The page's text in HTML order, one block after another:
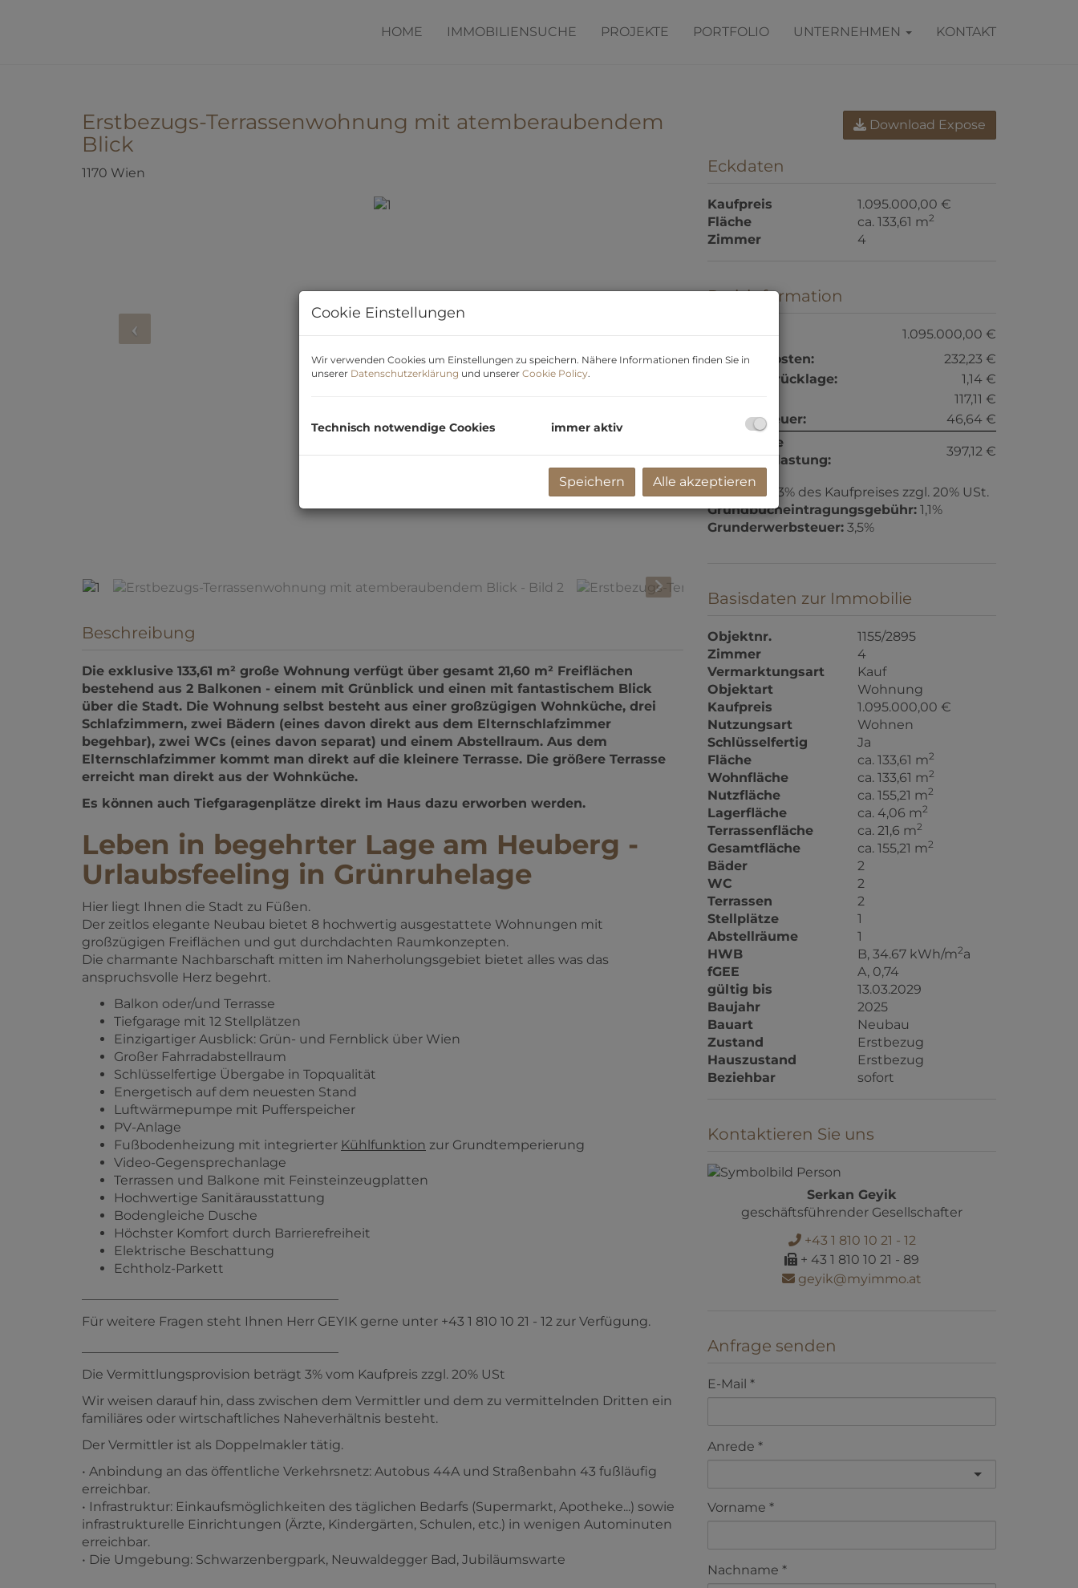
HOME IMMOBILIENSUCHE PROJEKTE PORTFOLIO UNTERNEHMEN KONTAKT
Erstbezugs-Terrassenwohnung mit atemberaubendem
Blick
1170 Wien
Beschreibung
Die exklusive 133,61 m² große Wohnung verfügt über gesamt 21,60 m² Freiflächen
über die Stadt. Die Wohnung selbst besteht aus einer großzügigen Wohnküche, drei
Schlafzimmern, zwei Bädern (eines davon direkt aus dem Elternschlafzimmer
begehbar), zwei WCs (eines davon separat) und einem Abstellraum. Aus dem
Elternschlafzimmer kommt man direkt auf die kleinere Terrasse. Die größere Terrasse
erreicht man direkt aus der Wohnküche.
Es können auch Tiefgaragenplätze direkt im Haus dazu erworben werden.
Leben in begehrter Lage am Heuberg -
Urlaubsfeeling in Grünruhelage
Hier liegt Ihnen die Stadt zu Füßen.
Der zeitlos elegante Neubau bietet 8 hochwertig ausgestattete Wohnungen mit
großzügigen Freiflächen und gut durchdachten Raumkonzepten.
Die charmante Nachbarschaft mitten im Naherholungsgebiet bietet alles was das
anspruchsvolle Herz begehrt.
Balkon oder/und Terrasse
Tiefgarage mit 12 Stellplätzen
Einzigartiger Ausblick: Grün- und Fernblick über Wien
Großer Fahrradabstellraum
Schlüsselfertige Übergabe in Topqualität
Energetisch auf dem neuesten Stand
Luftwärmepumpe mit Pufferspeicher
PV-Anlage
Fußbodenheizung mit integrierterKühlfunktion
Video-Gegensprechanlage
Terrassen und Balkone mit Feinsteinzeugplatten
Hochwertige Sanitärausstattung
Bodengleiche Dusche
Höchster Komfort durch Barrierefreiheit
Elektrische Beschattung
Echtholz-Parkett
________________________________________
________________________________________
Wir weisen darauf hin, dass zwischen dem Vermittler und dem zu vermittelnden Dritten ein
familiäres oder wirtschaftliches Naheverhältnis besteht.
Der Vermittler ist als Doppelmakler tätig.
• Anbindung an das öffentliche Verkehrsnetz: Autobus 44A und Straßenbahn 43 fußläufig
erreichbar.
• Infrastruktur: Einkaufsmöglichkeiten des täglichen Bedarfs (Supermarkt, Apotheke...) sowie
infrastrukturelle Einrichtungen (Ärzte, Kindergärten, Schulen, etc.) in wenigen Autominuten
erreichbar.
• Die Umgebung: Schwarzenbergpark, Neuwaldegger Bad, Jubiläumswarte
Download Expose
Eckdaten
Kaufpreis
1.095.000,00 €
Fläche
ca. 133,61 m2
Zimmer 4
Preisinformation
Kaufpreis:
1.095.000,00 €
Betriebskosten:
232,23 €
Reparaturrücklage:
1,14 €
117,11 €
Umsatzsteuer:
46,64 €
monatliche
Gesamtbelastung:
397,12 €
Provision:
3% des Kaufpreises zzgl. 20% USt.
Grundbucheintragungsgebühr: 1,1%
Grunderwerbsteuer: 3,5%
Basisdaten zur Immobilie
Objektnr.
1155/2895
Zimmer
4
Vermarktungsart
Kauf
Objektart
Wohnung
Kaufpreis
1.095.000,00 €
Nutzungsart
Wohnen
Schlüsselfertig
Ja
Fläche
ca. 133,61 m2
Wohnfläche ca. 133,61 m2
Nutzfläche ca. 155,21 m2
Lagerfläche ca. 4,06 m2
Terrassenfläche ca. 21,6 m2
Gesamtfläche ca. 155,21 m2
Bäder
2
WC
2
Terrassen
2
Stellplätze
1
Abstellräume
1
HWB
B, 34.67 kWh/m2a
fGEE
A, 0,74
gültig bis
13.03.2029
Baujahr
2025
Bauart
Neubau
Zustand
Erstbezug
Hauszustand
Erstbezug
Beziehbar
sofort
Kontaktieren Sie uns
Serkan Geyik
geschäftsführender Gesellschafter
+43 1 810 10 21 - 12
+ 43 1 810 10 21 - 89
geyik@myimmo.at
Anfrage senden
E-Mail
Anrede
Vorname
Nachname
Cookie Einstellungen
Wir verwenden Cookies um Einstellungen zu speichern. Nähere Informationen finden Sie in
unserer Datenschutzerklärung und unserer Cookie Policy.
Technisch notwendige Cookies immer aktiv
Speichern Alle akzeptieren